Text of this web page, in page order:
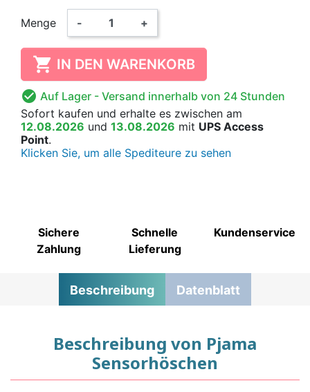
Menge - +
 IN DEN WARENKORB
 Auf Lager - Versand innerhalb von 24 Stunden
Sofort kaufen und erhalte es zwischen am
12.08.2026 und 13.08.2026 mit UPS Access
Point.
Klicken Sie, um alle Spediteure zu sehen
Sichere
Zahlung
Schnelle
Lieferung
Kundenservice
Beschreibung Datenblatt
Beschreibung von Pjama
Sensorhöschen